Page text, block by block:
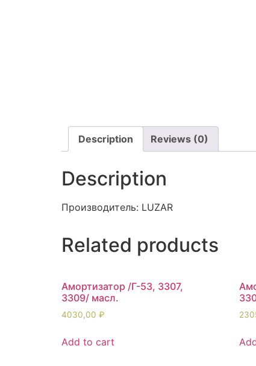
Description Reviews (0)
Description
Производитель: LUZAR
Related products
Амортизатор /Г-53, 3307,
3309/ масл.
4030,00 ₽
Add to cart